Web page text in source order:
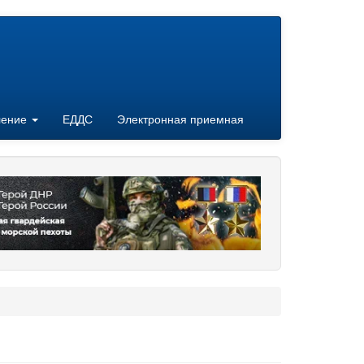
ЕДДС Электронная приемная